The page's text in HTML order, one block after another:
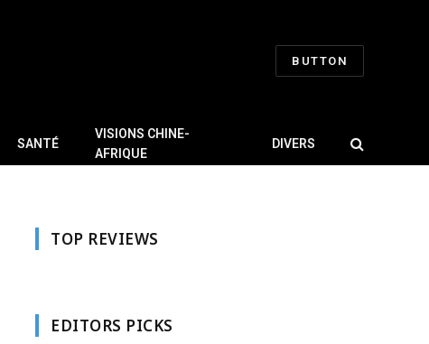
BUTTON
SANTÉ
VISIONS CHINE-
AFRIQUE
DIVERS
TOP REVIEWS
EDITORS PICKS